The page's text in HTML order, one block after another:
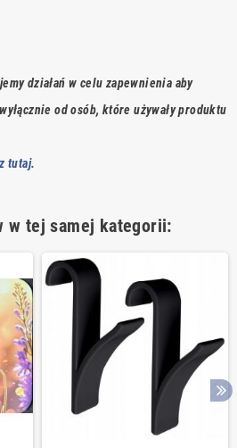
działań w celu zapewnienia aby
od osób, które używały produktu
tutaj.
w tej samej kategorii: